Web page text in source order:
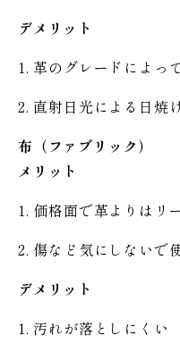
デメリット
1. 革のグレードによっ
2. 直射日光による日焼
布（ファブリック）
メリット
1. 価格面で革よりはリ
2. 傷など気にしないで
デメリット
1. 汚れが落としにくい